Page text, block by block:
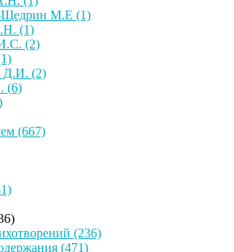
Щедрин М.Е (1)
(1)
(2)
Д.И. (2)
(6)
(667)
(236)
(471)